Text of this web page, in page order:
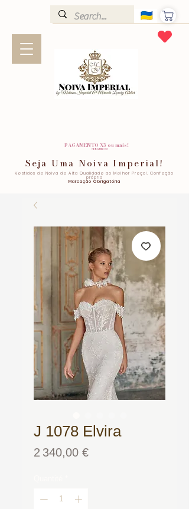
PAGAMENTO X3 ou mais!
SEM JUROS!
Seja Uma Noiva Imperial!
Vestidos de Noiva de Alta Qualidade ao Melhor Preço!. Confeção
própria
Marcação Obrigatória
J 1078 Elvira
2 340,00 €Prix